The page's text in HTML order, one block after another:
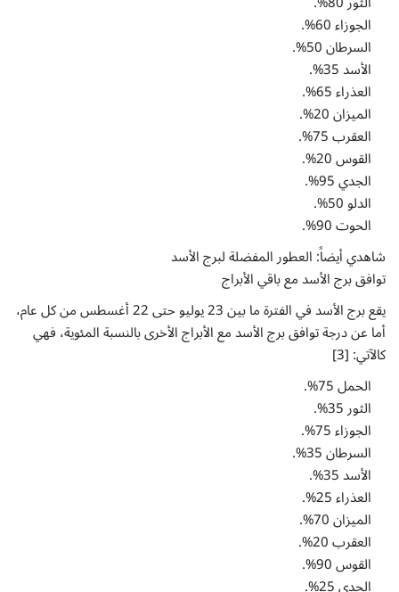
الجوزاء 60%.
السرطان 50%.
الأسد 35%.
العذراء 65%.
الميزان 20%.
العقرب 75%.
القوس 20%.
الجدي 95%.
الدلو 50%.
الحوت 90%.
شاهدي أيضاً: العطور المفضلة لبرج الأسد
توافق برج الأسد مع باقي الأبراج
يقع برج الأسد في الفترة ما بين 23 يوليو حتى 22 أغسطس من كل عام،
أما عن درجة توافق برج الأسد مع الأبراج الأخرى بالنسبة المئوية، فهي
كالآتي: [3]
الحمل 75%.
الثور 35%.
الجوزاء 75%.
السرطان 35%.
الأسد 35%.
العذراء 25%.
الميزان 70%.
العقرب 20%.
القوس 90%.